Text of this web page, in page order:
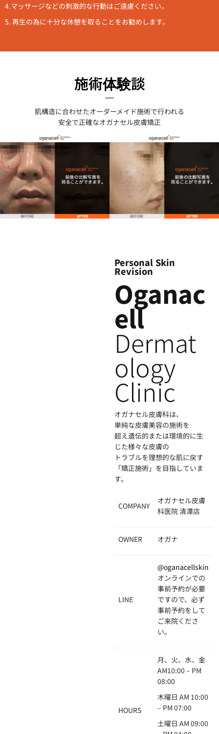
4.マッサージなどの刺激的な行動はご遠慮ください。
5. 再生の為に十分な休憩を取ることをお勧めします。
施術体験談
肌構造に合わせたオーダーメイド施術で行われる
安全で正確なオガナセル皮膚矯正
Personal Skin
Revision
Oganac
ell
Dermat
ology
Clinic
オガナセル皮膚科は、
単純な皮膚美容の施術を
超え遺伝的または環境的に生
じた様々な皮膚の
トラブルを理想的な肌に戻す
「矯正施術」を目指していま
す。
COMPANY
オガナセル皮膚
科医院 清潭店
OWNER オガナ
LINE
@oganacellskin
オンラインでの
事前予約が必要
ですので、必ず
事前予約をして
ご来院くださ
い。
HOURS
月、火、水、金
AM10:00 – PM
08:00
木曜日 AM 10:00
– PM 07:00
土曜日 AM 09:00